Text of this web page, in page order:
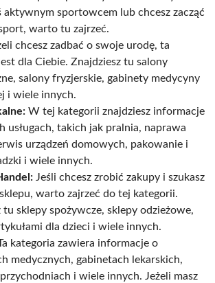
aktywnym sportowcem lub chcesz zacząć
warto tu zajrzeć.
chcesz zadbać o swoje urodę, ta
dla Ciebie. Znajdziesz tu salony
salony fryzjerskie, gabinety medycyny
i wiele innych.
W tej kategorii znajdziesz informacje
usługach, takich jak pralnia, naprawa
urządzeń domowych, pakowanie i
i wiele innych.
Jeśli chcesz zrobić zakupy i szukasz
warto zajrzeć do tej kategorii.
tu sklepy spożywcze, sklepy odzieżowe,
dla dzieci i wiele innych.
kategoria zawiera informacje o
medycznych, gabinetach lekarskich,
i wiele innych. Jeżeli masz